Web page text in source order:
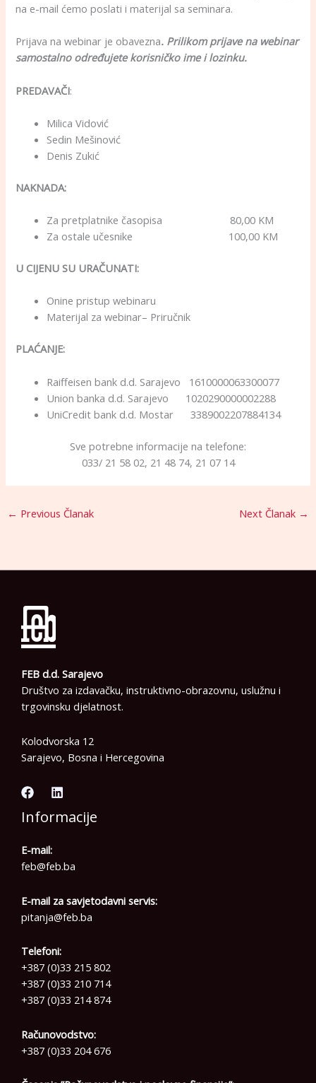
na e-mail ćemo poslati i materijal sa seminara.
Prijava na webinar je obavezna. Prilikom prijave na webinar
samostalno određujete korisničko ime i lozinku.
PREDAVAČI:
Milica Vidović
Sedin Mešinović
Denis Zukić
NAKNADA:
Za pretplatnike časopisa 80,00 KM
Za ostale učesnike 100,00 KM
U CIJENU SU URAČUNATI:
Onine pristup webinaru
Materijal za webinar– Priručnik
PLAĆANJE:
Raiffeisen bank d.d. Sarajevo 1610000063300077
Union banka d.d. Sarajevo 1020290000002288
UniCredit bank d.d. Mostar 3389002207884134
Sve potrebne informacije na telefone:
033/ 21 58 02, 21 48 74, 21 07 14
← Previous Članak Next Članak →
FEB d.d. Sarajevo
Društvo za izdavačku, instruktivno-obrazovnu, uslužnu i
trgovinsku djelatnost.
Kolodvorska 12
Sarajevo, Bosna i Hercegovina
Informacije
E-mail:
feb@feb.ba
E-mail za savjetodavni servis:
pitanja@feb.ba
Telefoni:
+387 (0)33 215 802
+387 (0)33 210 714
+387 (0)33 214 874
Računovodstvo:
+387 (0)33 204 676